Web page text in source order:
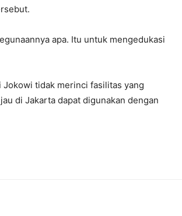
apa. Itu untuk mengedukasi
Jokowi tidak merinci fasilitas yang
di Jakarta dapat digunakan dengan